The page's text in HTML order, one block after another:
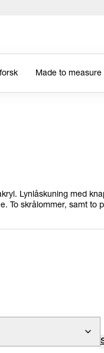
Made to measure
Lynlåskuning med
To skrålommer, samt to